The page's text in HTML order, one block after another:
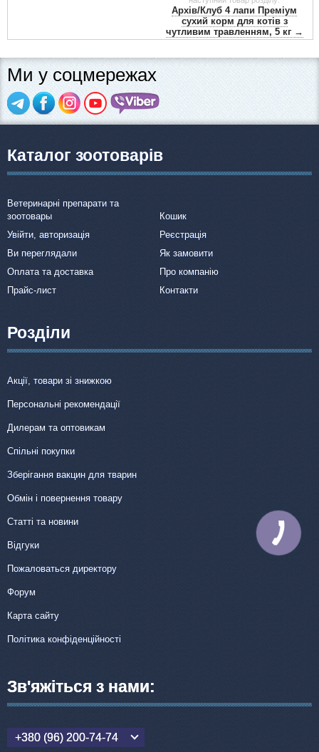
Архів/Клуб 4 лапи Преміум
сухий корм для котів з
чутливим травленням, 5 кг →
Ми у соцмережах
Каталог зоотоварів
Ветеринарні препарати та
зоотовары
Кошик
Увійти, авторизація
Реєстрація
Ви переглядали
Як замовити
Оплата та доставка
Про компанію
Прайс-лист
Контакти
Розділи
Акції, товари зі знижкою
Персональні рекомендації
Дилерам та оптовикам
Спільні покупки
Зберігання вакцин для тварин
Обмін і повернення товару
Статті та новини
Відгуки
Пожаловаться директору
Форум
Карта сайту
Політика конфіденційності
Зв'яжіться з нами:
+380 (96) 200-74-74
КНОПКА
ЗВ'ЯЗКУ